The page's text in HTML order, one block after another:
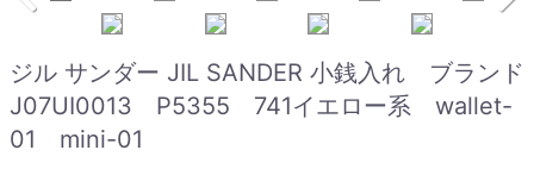
ジル サンダー JIL SANDER 小銭入れ ブランド
J07UI0013 P5355 741イエロー系 wallet-
01 mini-01